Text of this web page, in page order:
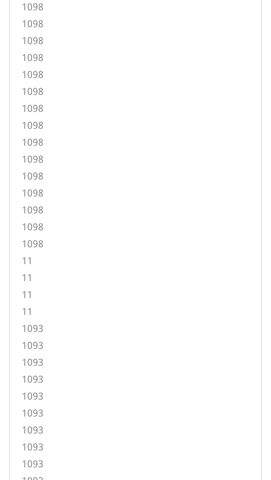
1098
1098
1098
1098
1098
1098
1098
1098
1098
1098
1098
1098
1098
1098
1098
11
11
11
11
1093
1093
1093
1093
1093
1093
1093
1093
1093